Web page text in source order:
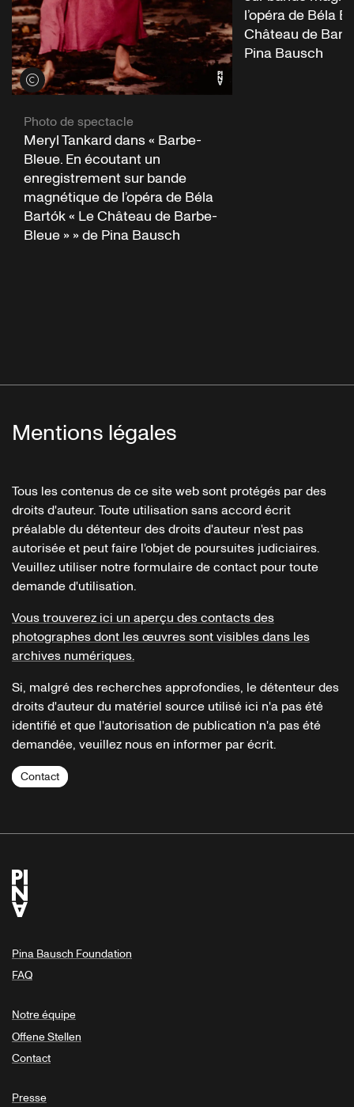
Voir les crédits
Photo de spectacle
Meryl Tankard dans « Barbe-
Bleue. En écoutant un
enregistrement sur bande
magnétique de l’opéra de Béla
Bartók « Le Château de Barbe-
Bleue » » de Pina Bausch
l’opéra de Béla
Château de
Pina Bausch
Mentions légales
Tous les contenus de ce site web sont protégés par des
droits d'auteur. Toute utilisation sans accord écrit
préalable du détenteur des droits d'auteur n'est pas
autorisée et peut faire l'objet de poursuites judiciaires.
Veuillez utiliser notre formulaire de contact pour toute
demande d'utilisation.
Vous trouverez ici un aperçu des contacts des
photographes dont les œuvres sont visibles dans les
archives numériques.
Si, malgré des recherches approfondies, le détenteur des
droits d'auteur du matériel source utilisé ici n'a pas été
identifié et que l'autorisation de publication n'a pas été
demandée, veuillez nous en informer par écrit.
Contact
Pina Bausch Foundation
FAQ
Notre équipe
Offene Stellen
Contact
Presse